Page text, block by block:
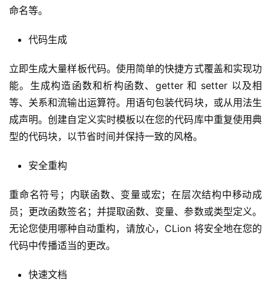
命名等。
代码生成
立即生成大量样板代码。使用简单的快捷方式覆盖和实现功
能。生成构造函数和析构函数、getter 和 setter 以及相
等、关系和流输出运算符。用语句包装代码块，或从用法生
成声明。创建自定义实时模板以在您的代码库中重复使用典
型的代码块，以节省时间并保持一致的风格。
安全重构
重命名符号；内联函数、变量或宏；在层次结构中移动成
员；更改函数签名；并提取函数、变量、参数或类型定义。
无论您使用哪种自动重构，请放心，CLion 将安全地在您的
代码中传播适当的更改。
快速文档